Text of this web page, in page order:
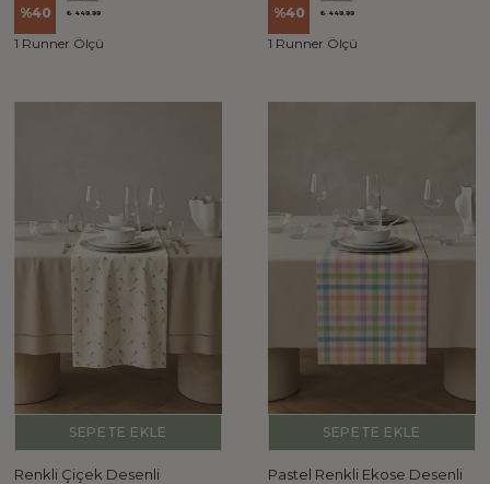
%40
₺ 449.99
1 Runner Ölçü
%40
₺ 449.99
1 Runner Ölçü
SEPETE EKLE
Renkli Çiçek Desenli
SEPETE EKLE
Pastel Renkli Ekose Desenli